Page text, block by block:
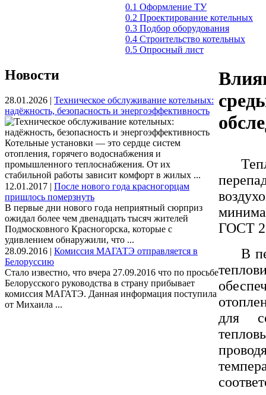
0.1 Оформление ТУ
0.2 Проектирование котельных
0.3 Подбор оборудования
0.4 Строительство котельных
0.5 Опросный лист
Новости
28.01.2026 | Техническое обслуживание котельных:
надёжность, безопасность и энергоэффективность
Котельные установки — это сердце систем
отопления, горячего водоснабжения и
промышленного теплоснабжения. От их
стабильной работы зависит комфорт в жилых ...
12.01.2017 | После нового года красногорцам
пришлось померзнуть
В первые дни нового года неприятный сюрприз
ожидал более чем двенадцать тысяч жителей
Подмосковного Красногорска, которые с
удивлением обнаружили, что ...
28.09.2016 | Комиссия МАГАТЭ отправляется в
Белоруссию
Стало известно, что вчера 27.09.2016 что по просьбе
Белорусского руководства в страну прибывает
комиссия МАГАТЭ. Данная информация поступила
от Михаила ...
ГОСТ
В
для